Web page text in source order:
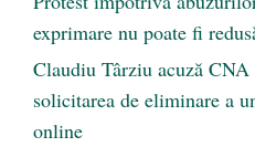
exprimare nu poate fi
Claudiu Târziu acuză CNA
solicitarea de eliminare a
online